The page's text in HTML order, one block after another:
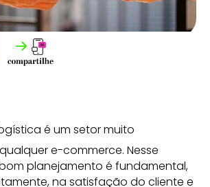
é um setor muito
e-commerce. Nesse
planejamento é fundamental,
na satisfação do cliente e